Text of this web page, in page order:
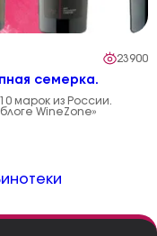
23900
семерка.
марок из России.
WineZone»